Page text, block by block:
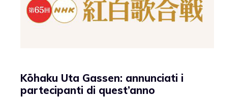
Kōhaku Uta Gassen: annunciati i
partecipanti di quest’anno